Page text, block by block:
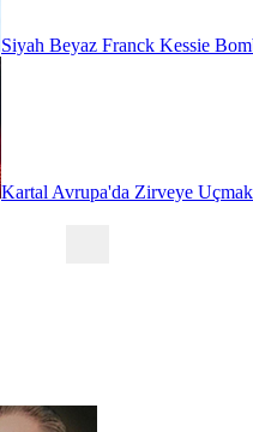
Siyah Beyaz Franck Kessie
Kartal Avrupa'da Zirveye